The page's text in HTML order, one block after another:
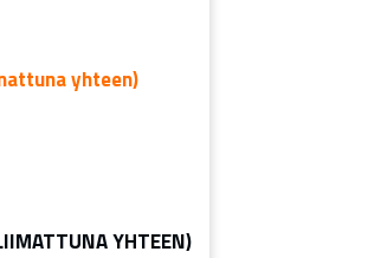
YHTEEN)